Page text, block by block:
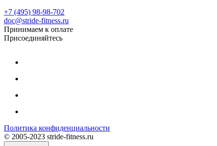
+7 (495) 98-98-702
doc@stride-fitness.ru
Принимаем к оплате
Присоединяйтесь
Политика конфиденциальности
© 2005-2023 stride-fitness.ru